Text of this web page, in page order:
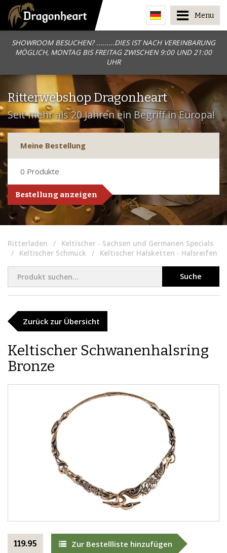
SHOWROOM BESUCHEN? .........DIES IST NACH VEREINBARUNG
MÖGLICH, MONTAG BIS FREITAG ZWISCHEN 9:00 UND 21:00
UHR
Menu
Ritterwebshop Dragonheart
Seit mehr als 20 Jahren ein Begriff in Europa!
Meine Bestellung
0 Produkte
Bestellung anzeigen
Ritterladen
Keltischer - Sachsen und Germanen Specials
Keltischer Schmuck
Keltischer Halsketten - Halsreifen
Suche
Zurück zur Übersicht
Keltischer Schwanenhalsring
Bronze
119.95 Zur Bestellliste hinzufügen